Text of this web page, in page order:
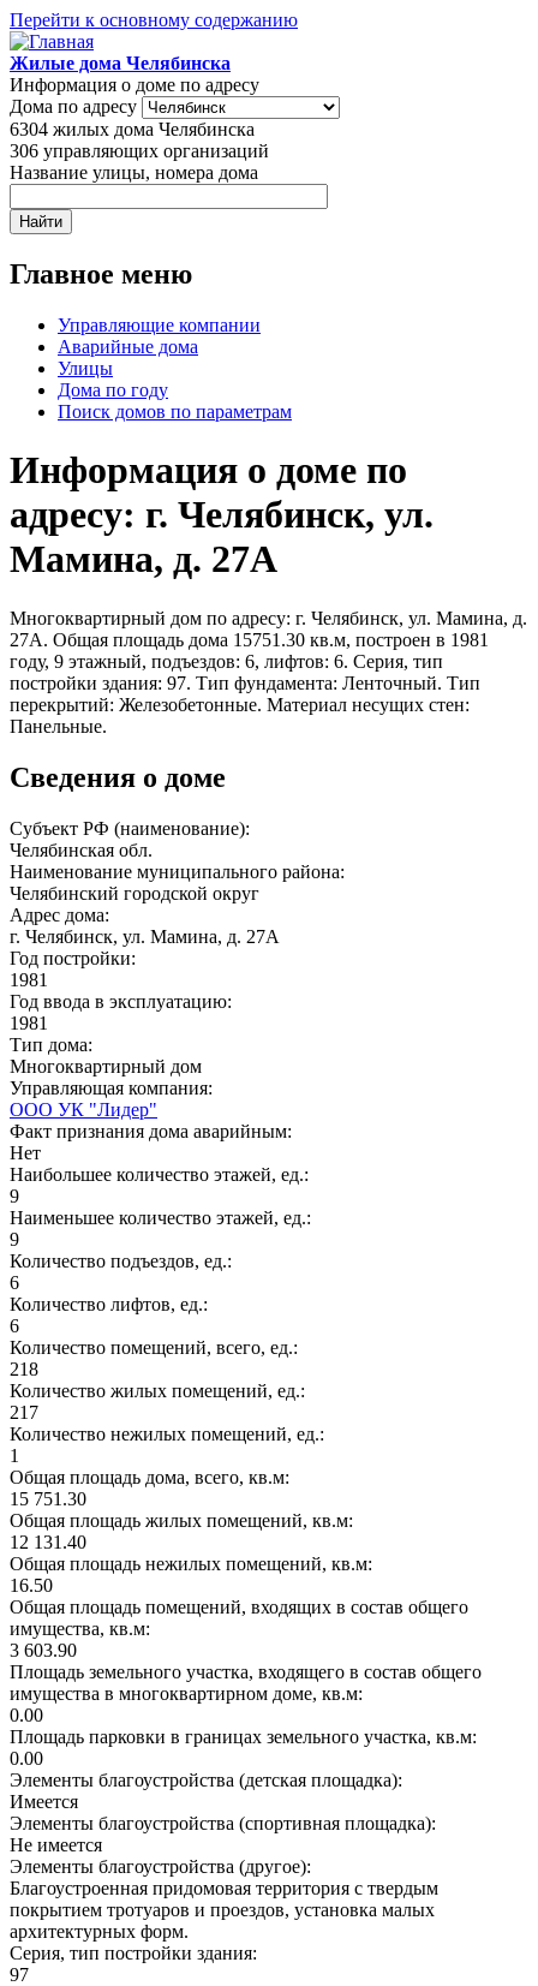
Перейти к основному содержанию
Жилые дома Челябинска
Информация о доме по адресу
Дома по адресу
6304 жилых дома Челябинска
306 управляющих организаций
Название улицы, номера дома
Главное меню
Управляющие компании
Аварийные дома
Улицы
Дома по году
Поиск домов по параметрам
Информация о доме по
адресу: г. Челябинск, ул.
Мамина, д. 27А
Многоквартирный дом по адресу: г. Челябинск, ул. Мамина, д.
27А. Общая площадь дома 15751.30 кв.м, построен в 1981
году, 9 этажный, подъездов: 6, лифтов: 6. Серия, тип
постройки здания: 97. Тип фундамента: Ленточный. Тип
перекрытий: Железобетонные. Материал несущих стен:
Панельные.
Сведения о доме
Субъект РФ (наименование):
Челябинская обл.
Наименование муниципального района:
Челябинский городской округ
Адрес дома:
г. Челябинск, ул. Мамина, д. 27А
Год постройки:
1981
Год ввода в эксплуатацию:
1981
Тип дома:
Многоквартирный дом
Управляющая компания:
ООО УК "Лидер"
Факт признания дома аварийным:
Нет
Наибольшее количество этажей, ед.:
9
Наименьшее количество этажей, ед.:
9
Количество подъездов, ед.:
6
Количество лифтов, ед.:
6
Количество помещений, всего, ед.:
218
Количество жилых помещений, ед.:
217
Количество нежилых помещений, ед.:
1
Общая площадь дома, всего, кв.м:
15 751.30
Общая площадь жилых помещений, кв.м:
12 131.40
Общая площадь нежилых помещений, кв.м:
16.50
Общая площадь помещений, входящих в состав общего
имущества, кв.м:
3 603.90
Площадь земельного участка, входящего в состав общего
имущества в многоквартирном доме, кв.м:
0.00
Площадь парковки в границах земельного участка, кв.м:
0.00
Элементы благоустройства (детская площадка):
Имеется
Элементы благоустройства (спортивная площадка):
Не имеется
Элементы благоустройства (другое):
Благоустроенная придомовая территория с твердым
покрытием тротуаров и проездов, установка малых
архитектурных форм.
Серия, тип постройки здания:
97